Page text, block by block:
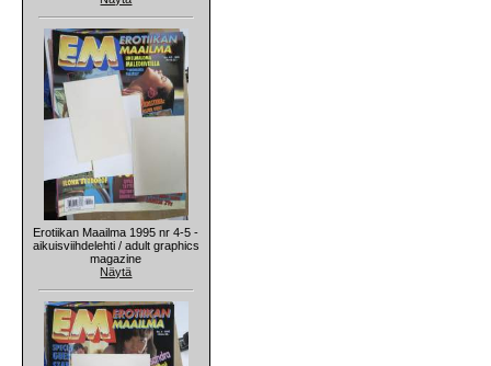
Erotiikan Maailma 1995 nr 4-5 -
aikuisviihdelehti / adult graphics
magazine
Näytä